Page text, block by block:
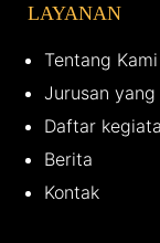
LAYANAN
Tentang Kami
Jurusan
Daftar
Berita
Kontak